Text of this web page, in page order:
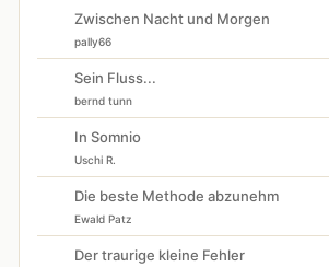
Zwischen Nacht und Morgen
pally66
Sein Fluss...
bernd tunn
In Somnio
Uschi R.
Die beste Methode abzunehm
Ewald Patz
Der traurige kleine Fehler